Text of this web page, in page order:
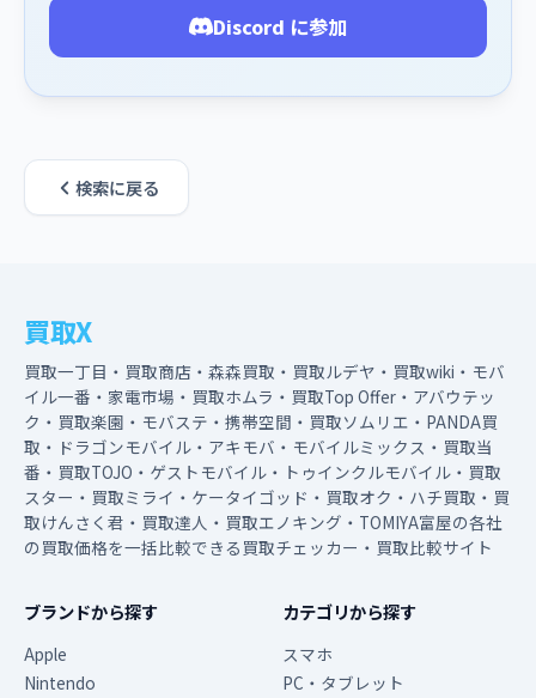
Discord に参加
検索に戻る
買取X
買取一丁目・買取商店・森森買取・買取ルデヤ・買取wiki・モバ
イル一番・家電市場・買取ホムラ・買取Top Offer・アバウテッ
ク・買取楽園・モバステ・携帯空間・買取ソムリエ・PANDA買
取・ドラゴンモバイル・アキモバ・モバイルミックス・買取当
番・買取TOJO・ゲストモバイル・トゥインクルモバイル・買取
スター・買取ミライ・ケータイゴッド・買取オク・ハチ買取・買
取けんさく君・買取達人・買取エノキング・TOMIYA富屋の各社
の買取価格を一括比較できる買取チェッカー・買取比較サイト
ブランドから探す
Apple
Nintendo
カテゴリから探す
スマホ
PC・タブレット